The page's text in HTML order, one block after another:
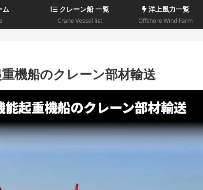
ム クレーン船 一覧
Crane Vessel list
洋上風力一覧
Offshore Wind Farm
機船のクレーン部材輸送